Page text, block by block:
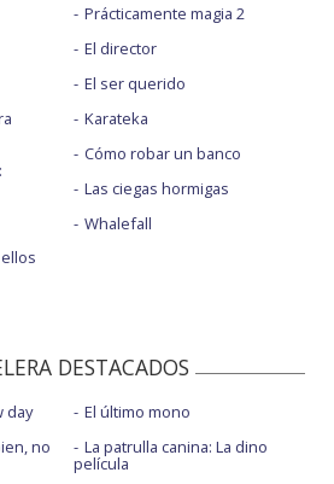
Prácticamente magia 2
El director
El ser querido
Karateka
Cómo robar un banco
Las ciegas hormigas
Whalefall
DESTACADOS
day
no
El último mono
La patrulla canina: La dino
película